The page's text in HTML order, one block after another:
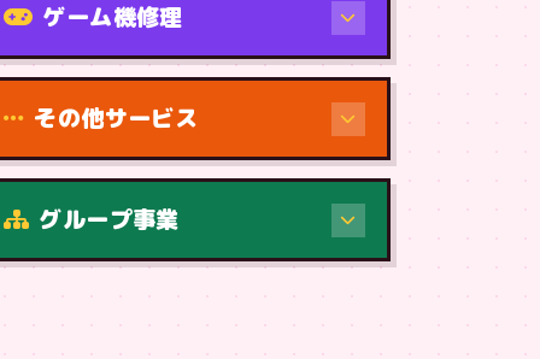
ゲーム機修理
その他サービス
グループ事業